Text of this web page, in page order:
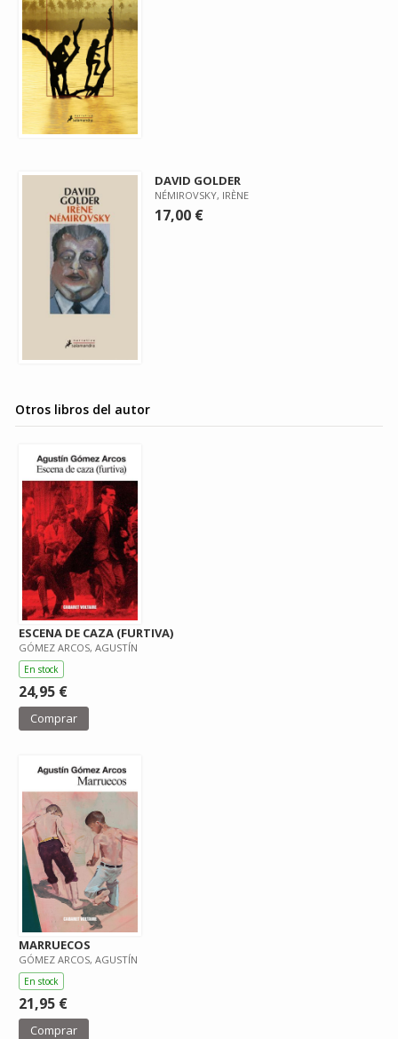
DAVID GOLDER
NÉMIROVSKY, IRÈNE
17,00 €
Otros libros del autor
ESCENA DE CAZA (FURTIVA)
GÓMEZ ARCOS, AGUSTÍN
En stock
24,95 €
Comprar
MARRUECOS
GÓMEZ ARCOS, AGUSTÍN
En stock
21,95 €
Comprar